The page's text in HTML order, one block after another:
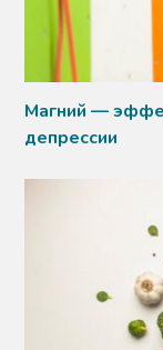
Магний —
депрессии